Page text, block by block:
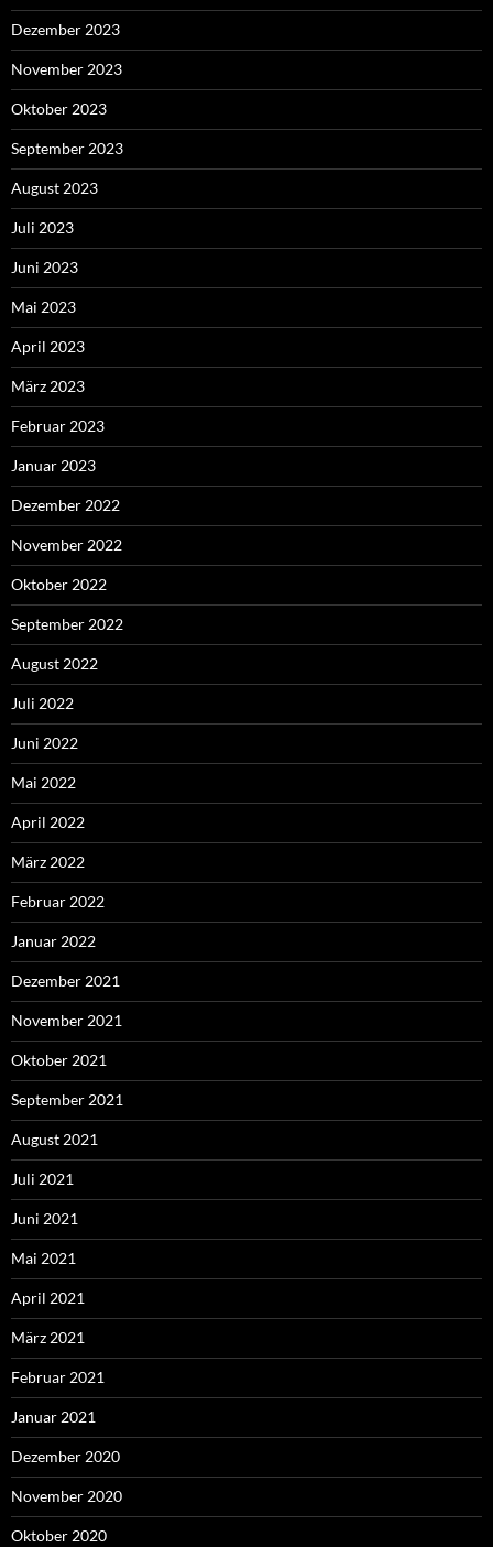
Dezember 2023
November 2023
Oktober 2023
September 2023
August 2023
Juli 2023
Juni 2023
Mai 2023
April 2023
März 2023
Februar 2023
Januar 2023
Dezember 2022
November 2022
Oktober 2022
September 2022
August 2022
Juli 2022
Juni 2022
Mai 2022
April 2022
März 2022
Februar 2022
Januar 2022
Dezember 2021
November 2021
Oktober 2021
September 2021
August 2021
Juli 2021
Juni 2021
Mai 2021
April 2021
März 2021
Februar 2021
Januar 2021
Dezember 2020
November 2020
Oktober 2020